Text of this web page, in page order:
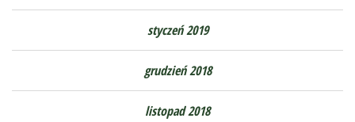
styczeń 2019
grudzień 2018
listopad 2018